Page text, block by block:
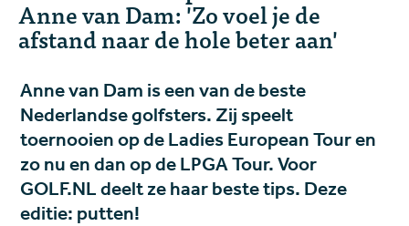
Anne van Dam: 'Zo voel je de
afstand naar de hole beter aan'
Anne van Dam is een van de beste
Nederlandse golfsters. Zij speelt
toernooien op de Ladies European Tour en
zo nu en dan op de LPGA Tour. Voor
GOLF.NL deelt ze haar beste tips. Deze
editie: putten!